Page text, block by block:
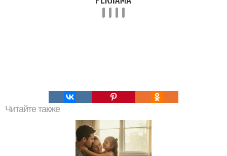
Читайте также